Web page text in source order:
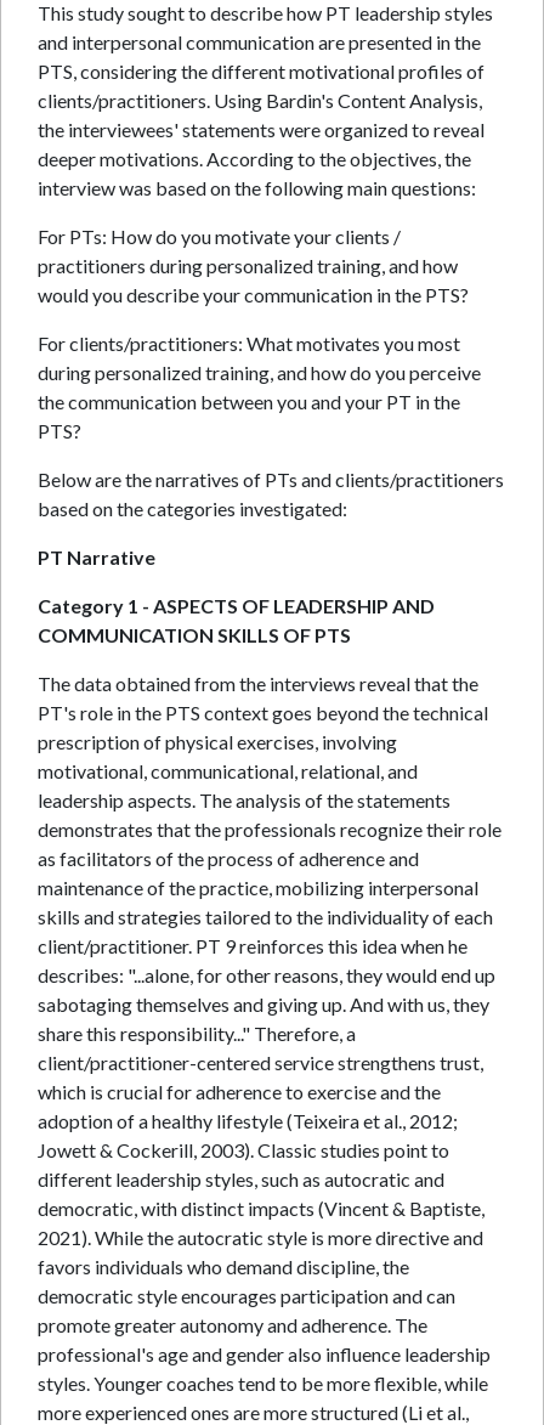
This study sought to describe how PT leadership styles
and interpersonal communication are presented in the
PTS, considering the different motivational profiles of
clients/practitioners. Using Bardin's Content Analysis,
the interviewees' statements were organized to reveal
deeper motivations. According to the objectives, the
interview was based on the following main questions:
For PTs: How do you motivate your clients /
practitioners during personalized training, and how
would you describe your communication in the PTS?
For clients/practitioners: What motivates you most
during personalized training, and how do you perceive
the communication between you and your PT in the
PTS?
Below are the narratives of PTs and clients/practitioners
based on the categories investigated:
PT Narrative
Category 1 - ASPECTS OF LEADERSHIP AND
COMMUNICATION SKILLS OF PTS
The data obtained from the interviews reveal that the
PT's role in the PTS context goes beyond the technical
prescription of physical exercises, involving
motivational, communicational, relational, and
leadership aspects. The analysis of the statements
demonstrates that the professionals recognize their role
as facilitators of the process of adherence and
maintenance of the practice, mobilizing interpersonal
skills and strategies tailored to the individuality of each
client/practitioner. PT 9 reinforces this idea when he
describes: "...alone, for other reasons, they would end up
sabotaging themselves and giving up. And with us, they
share this responsibility..." Therefore, a
client/practitioner-centered service strengthens trust,
which is crucial for adherence to exercise and the
adoption of a healthy lifestyle (Teixeira et al., 2012;
Jowett & Cockerill, 2003). Classic studies point to
different leadership styles, such as autocratic and
democratic, with distinct impacts (Vincent & Baptiste,
2021). While the autocratic style is more directive and
favors individuals who demand discipline, the
democratic style encourages participation and can
promote greater autonomy and adherence. The
professional's age and gender also influence leadership
styles. Younger coaches tend to be more flexible, while
more experienced ones are more structured (Li et al.,